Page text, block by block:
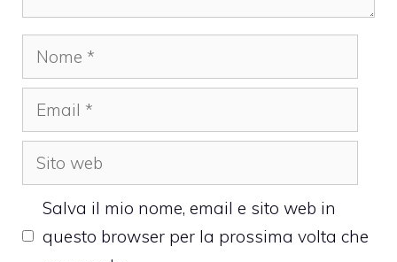
Nome
Email
Sito
web
Salva il mio nome, email e sito web in
questo browser per la prossima volta che